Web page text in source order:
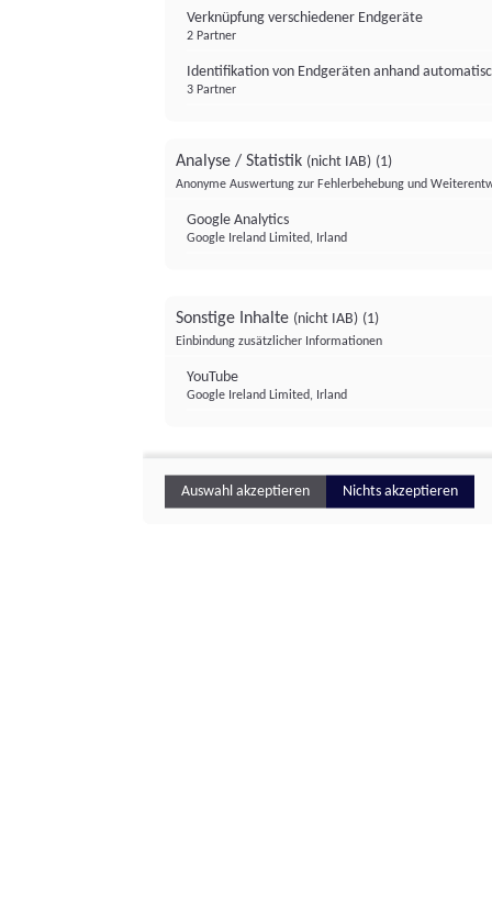
Verknüpfung verschiedener Endgeräte
2 Partner
Identifikation von Endgeräten anhand
3 Partner
Analyse / Statistik (nicht IAB) (1)
Anonyme Auswertung zur Fehlerbehebung und
Google Analytics
Google Ireland Limited, Irland
Sonstige Inhalte (nicht IAB) (1)
Einbindung zusätzlicher Informationen
YouTube
Google Ireland Limited, Irland
Auswahl akzeptieren Nichts akzeptieren